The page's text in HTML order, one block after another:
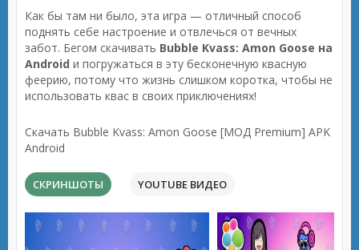
Как бы там ни было, эта игра — отличный способ
поднять себе настроение и отвлечься от вечных
забот. Бегом скачивать Bubble Kvass: Amon Goose на
Android и погружаться в эту бесконечную квасную
феерию, потому что жизнь слишком коротка, чтобы не
использовать квас в своих приключениях!
Скачать Bubble Kvass: Amon Goose [МОД Premium] APK
Android
СКРИНШОТЫ YOUTUBE ВИДЕО